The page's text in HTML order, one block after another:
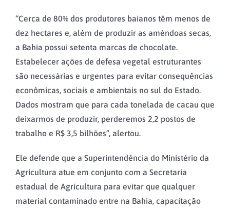
“Cerca de 80% dos produtores baianos têm menos de
dez hectares e, além de produzir as amêndoas secas,
a Bahia possui setenta marcas de chocolate.
Estabelecer ações de defesa vegetal estruturantes
são necessárias e urgentes para evitar consequências
econômicas, sociais e ambientais no sul do Estado.
Dados mostram que para cada tonelada de cacau que
deixarmos de produzir, perderemos 2,2 postos de
trabalho e R$ 3,5 bilhões”, alertou.
Ele defende que a Superintendência do Ministério da
Agricultura atue em conjunto com a Secretaria
estadual de Agricultura para evitar que qualquer
material contaminado entre na Bahia, capacitação